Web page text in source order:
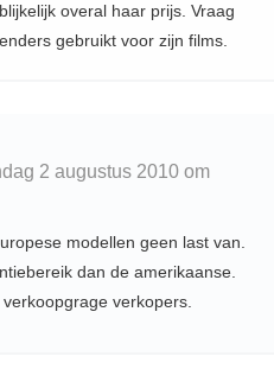
overal haar prijs. Vraag
gebruikt voor zijn films.
2 augustus 2010 om
modellen geen last van.
dan de amerikaanse.
verkopers.